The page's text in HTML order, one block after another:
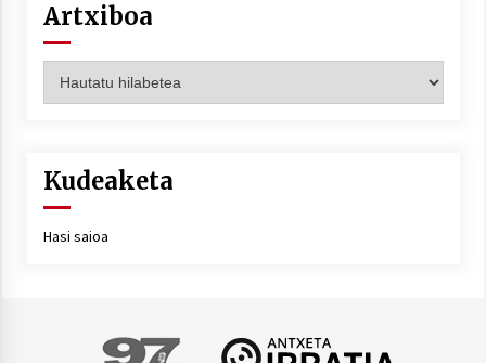
Artxiboa
Kudeaketa
Hasi saioa